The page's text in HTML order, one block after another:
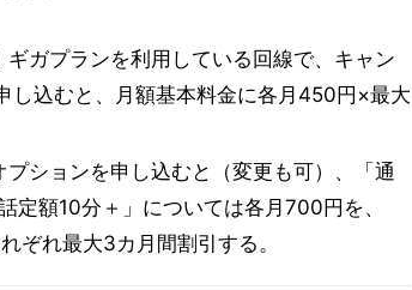
ギガプランを利用している回線で、キャン
し込むと、月額基本料金に各月450円×最大
プションを申し込むと（変更も可）、「通
額10分＋」については各月700円を、
ぞれ最大3カ月間割引する。